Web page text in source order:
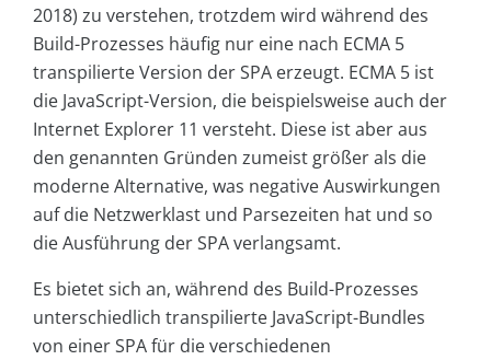
2018) zu verstehen, trotzdem wird während des
Build-Prozesses häufig nur eine nach ECMA 5
transpilierte Version der SPA erzeugt. ECMA 5 ist
die JavaScript-Version, die beispielsweise auch der
Internet Explorer 11 versteht. Diese ist aber aus
den genannten Gründen zumeist größer als die
moderne Alternative, was negative Auswirkungen
auf die Netzwerklast und Parsezeiten hat und so
die Ausführung der SPA verlangsamt.
Es bietet sich an, während des Build-Prozesses
unterschiedlich transpilierte JavaScript-Bundles
von einer SPA für die verschiedenen